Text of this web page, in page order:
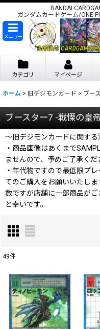
BANDAI
ガンダムカードゲーム/ONE
メニュー
カテゴリ マイページ
ホーム > 旧デジモンカード > ブー
ブースター7 -戦慄の皇
〜旧デジモンカードに関する
・商品画像はあくまで
ませんので、予めご了承くだ
・年代物ですので最低限プ
てのご購入をお願いいたし
数ですが店舗に一部商品が
と幸いです。
在庫あり
並び順:
49件